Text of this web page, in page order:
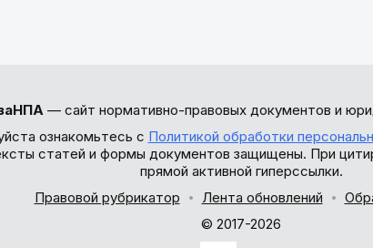
— сайт нормативно-правовых документов и
ознакомьтесь с Политикой обработки
статей и формы документов защищены. При
прямой активной гиперссылки.
Правовой рубрикатор
Лента обновлений
© 2017-2026